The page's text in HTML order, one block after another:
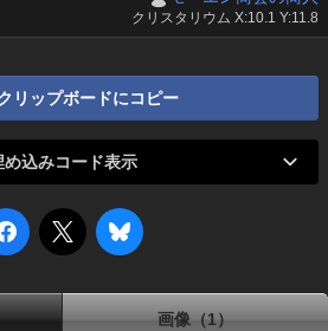
クリスタリウム X:10.1 Y:11.8
リップボードにコピー
め込みコード表示
画像（1）